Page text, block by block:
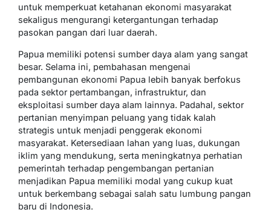
untuk memperkuat ketahanan ekonomi masyarakat
sekaligus mengurangi ketergantungan terhadap
pasokan pangan dari luar daerah.
Papua memiliki potensi sumber daya alam yang sangat
besar. Selama ini, pembahasan mengenai
pembangunan ekonomi Papua lebih banyak berfokus
pada sektor pertambangan, infrastruktur, dan
eksploitasi sumber daya alam lainnya. Padahal, sektor
pertanian menyimpan peluang yang tidak kalah
strategis untuk menjadi penggerak ekonomi
masyarakat. Ketersediaan lahan yang luas, dukungan
iklim yang mendukung, serta meningkatnya perhatian
pemerintah terhadap pengembangan pertanian
menjadikan Papua memiliki modal yang cukup kuat
untuk berkembang sebagai salah satu lumbung pangan
baru di Indonesia.